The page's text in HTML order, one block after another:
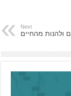
Next
ולהנות מהחיים